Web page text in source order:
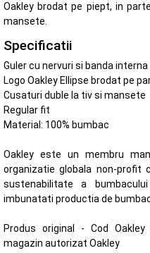
Oakley brodat pe piept, in
mansete.
Specificatii
Guler cu nervuri si banda
Logo Oakley Ellipse brodat pe
Cusaturi duble la tiv si mansete
Regular fit
Material: 100% bumbac
Oakley este un membru
organizatie globala non-profit
sustenabilitate a
imbunatati productia de
Produs original - Cod
magazin autorizat Oakley